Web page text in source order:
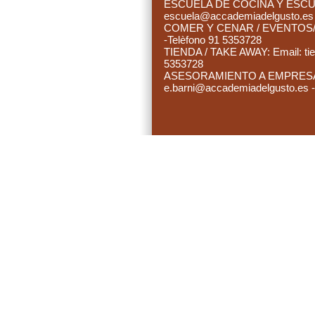
ESCUELA DE COCINA Y
es
COMER Y CENAR /
-Telèfono 91 5353728
TIENDA / TAKE AWAY: Email:
5353728
ASESORAMIENTO A
e.barni@accademiadelgusto.es